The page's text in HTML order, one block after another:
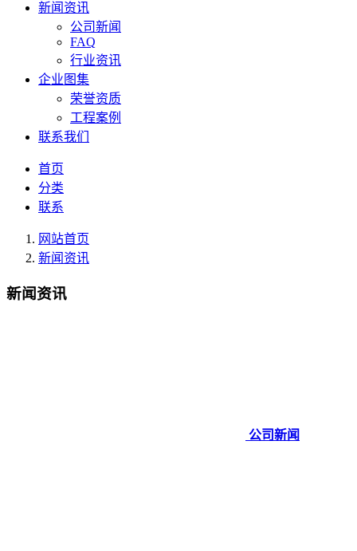
新闻资讯
公司新闻
FAQ
行业资讯
企业图集
荣誉资质
工程案例
联系我们
首页
分类
联系
网站首页
新闻资讯
新闻资讯
公司新闻